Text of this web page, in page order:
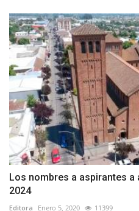
Los nombres a aspirantes a
2024
Editora Enero 5, 2020 11399